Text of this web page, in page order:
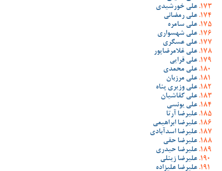
علی خورشیدی
علی رمضانی
علی سامره
علی شهسواری
علی عسگری
علی غلامرضاپور
علی قرایی
علی محمدی
علی مرزبان
علی وزیری پناه
علی کفاشیان
علی یونسی
علیرضا آرتا
علیرضا ابراهیمی
علیرضا اسدآبادی
علیرضا حقی
علیرضا حیدری
علیرضا زینلی
علیرضا علیزاده